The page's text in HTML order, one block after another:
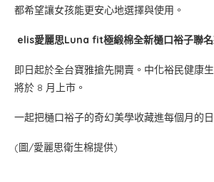
都希望讓女孩能更安心地選擇與使用。
elis愛麗思Luna fit極緞棉全新樋口裕子聯名
即日起於全台寶雅搶先開賣。中化裕民健康
將於 8 月上市。
一起把樋口裕子的奇幻美學收藏進每個月的日
(圖/愛麗思衛生棉提供)